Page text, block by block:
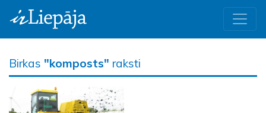
Birkas "komposts" raksti